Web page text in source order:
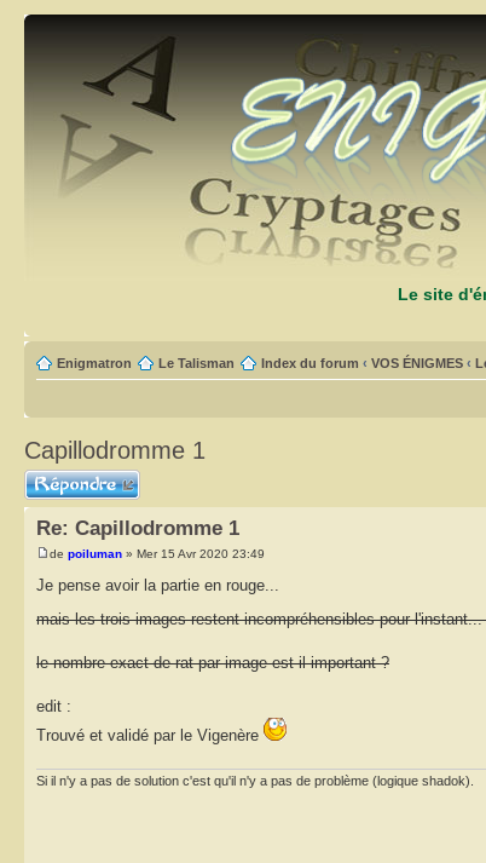
Le site
Enigmatron Le Talisman Index du forum ‹ VOS ÉNIGMES ‹
Capillodromme 1
Répondre
Re: Capillodromme 1
de poiluman » Mer 15 Avr 2020 23:49
Je pense avoir la partie en rouge...
mais les trois images restent incompréhensibles pour l'instant...
le nombre exact de rat par image est-il important ?
edit :
Trouvé et validé par le Vigenère
Si il n'y a pas de solution c'est qu'il n'y a pas de problème (logique shadok).